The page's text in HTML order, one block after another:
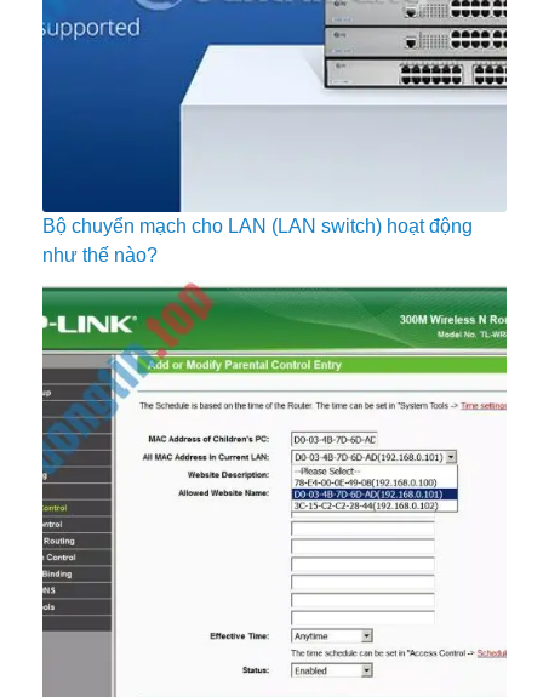
Bộ chuyển mạch cho LAN (LAN switch) hoạt động
như thế nào?